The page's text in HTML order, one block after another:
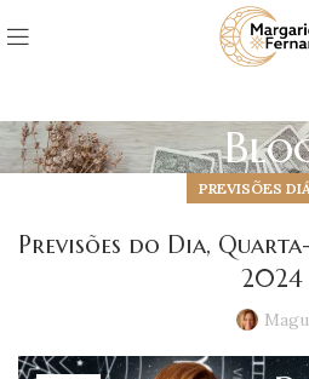
PREVISÕES
Previsões do Dia,
2024